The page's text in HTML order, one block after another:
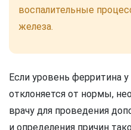
воспалительные
железа.
Если уровень ферритина
отклоняется от нормы,
врачу для проведения
и определения причин